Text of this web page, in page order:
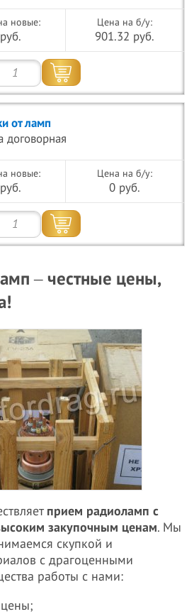
новые: Цена на б/у:
901.32 руб.
от ламп
договорная
новые: Цена на б/у:
0 руб.
‒ честные цены,
прием радиоламп с
закупочным ценам. Мы
скупкой и
с драгоценными
работы с нами: